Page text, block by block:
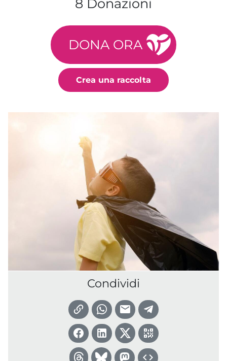
8 Donazioni
DONA ORA
Crea una raccolta
Condividi